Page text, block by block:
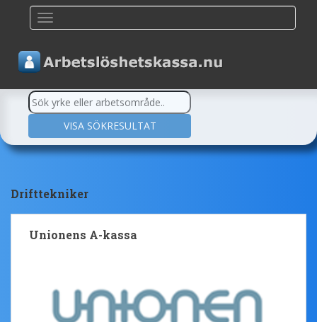
Drifttekniker
Unionens A-kassa